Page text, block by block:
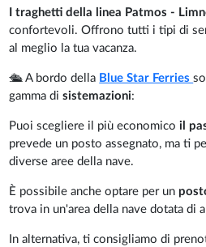
I traghetti della linea Patmos -
confortevoli. Offrono tutti i tipi di
al meglio la tua vacanza.
🛳️ A bordo della Blue Star Ferries
gamma disistemazioni:
Puoi scegliere il più economicoil
prevede un posto assegnato, ma ti
diverse aree della nave.
È possibile anche optare per un
trova in un'area della nave dotata di
In alternativa, ti consigliamo di